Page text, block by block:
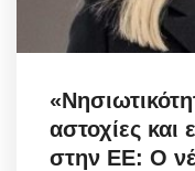
αστοχίες και
στην ΕΕ: O